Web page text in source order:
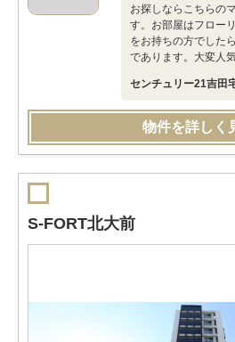
お探しならこちらの
す。お部屋はフロー
をお持ちの方でした
であります。大変人
センチュリー21吉田
物件を詳しく
S-FORT北大前